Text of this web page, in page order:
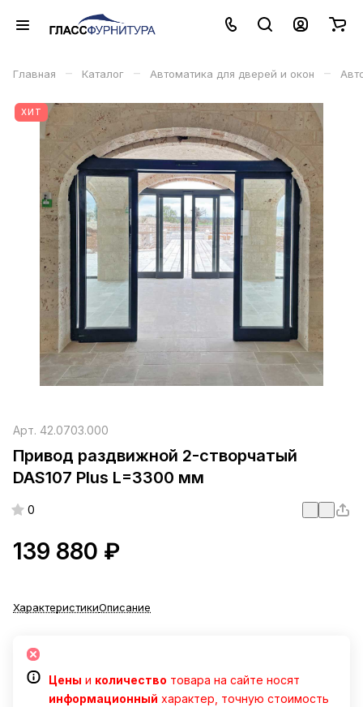
Главная – Каталог – Автоматика для дверей и окон –
ХИТ
Арт. 42.0703.000
Привод раздвижной 2-створчатый
DAS107 Plus L=3300 мм
0
139 880 ₽
ХарактеристикиОписание
Цены и количество товара на сайте носят
информационный характер, точную стоимость